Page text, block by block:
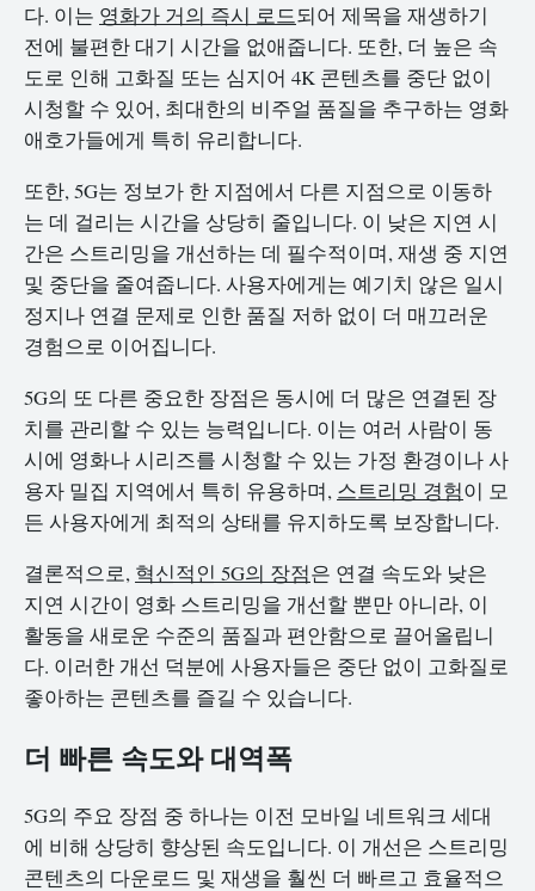
다. 이는 영화가 거의 즉시 로드되어 제목을 재생하기
전에 불편한 대기 시간을 없애줍니다. 또한, 더 높은 속
도로 인해 고화질 또는 심지어 4K 콘텐츠를 중단 없이
시청할 수 있어, 최대한의 비주얼 품질을 추구하는 영화
애호가들에게 특히 유리합니다.
또한, 5G는 정보가 한 지점에서 다른 지점으로 이동하
는 데 걸리는 시간을 상당히 줄입니다. 이 낮은 지연 시
간은 스트리밍을 개선하는 데 필수적이며, 재생 중 지연
및 중단을 줄여줍니다. 사용자에게는 예기치 않은 일시
정지나 연결 문제로 인한 품질 저하 없이 더 매끄러운
경험으로 이어집니다.
5G의 또 다른 중요한 장점은 동시에 더 많은 연결된 장
치를 관리할 수 있는 능력입니다. 이는 여러 사람이 동
시에 영화나 시리즈를 시청할 수 있는 가정 환경이나 사
용자 밀집 지역에서 특히 유용하며, 스트리밍 경험이 모
든 사용자에게 최적의 상태를 유지하도록 보장합니다.
결론적으로, 혁신적인 5G의 장점은 연결 속도와 낮은
지연 시간이 영화 스트리밍을 개선할 뿐만 아니라, 이
활동을 새로운 수준의 품질과 편안함으로 끌어올립니
다. 이러한 개선 덕분에 사용자들은 중단 없이 고화질로
좋아하는 콘텐츠를 즐길 수 있습니다.
더 빠른 속도와 대역폭
5G의 주요 장점 중 하나는 이전 모바일 네트워크 세대
에 비해 상당히 향상된 속도입니다. 이 개선은 스트리밍
콘텐츠의 다운로드 및 재생을 훨씬 더 빠르고 효율적으